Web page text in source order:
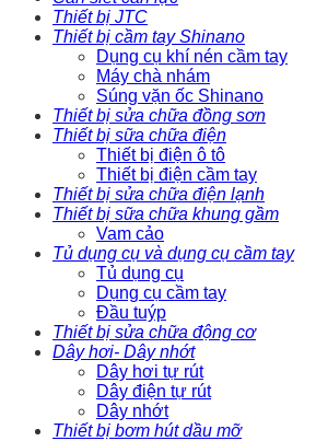
Thiết bị JTC
Thiết bị cầm tay Shinano
Dụng cụ khí nén cầm tay
Máy chà nhám
Súng vặn ốc Shinano
Thiết bị sửa chữa đồng sơn
Thiết bị sữa chữa điện
Thiết bị điện ô tô
Thiết bị điện cầm tay
Thiết bị sửa chữa điện lạnh
Thiết bị sữa chữa khung gầm
Vam cảo
Tủ dụng cụ và dụng cụ cầm tay
Tủ dụng cụ
Dụng cụ cầm tay
Đầu tuýp
Thiết bị sửa chữa động cơ
Dây hơi- Dây nhớt
Dây hơi tự rút
Dây điện tự rút
Dây nhớt
Thiết bị bơm hút dầu mỡ